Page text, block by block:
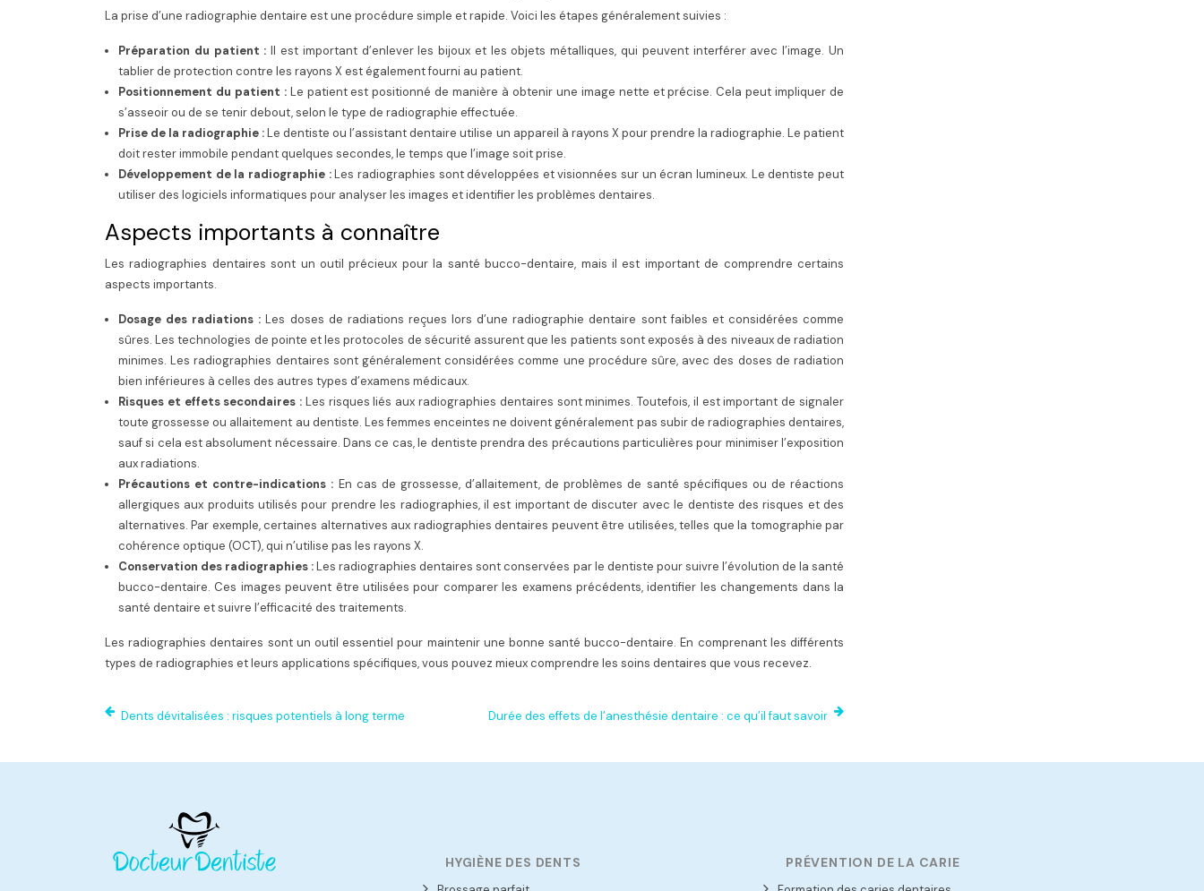
La prise d’une radiographie dentaire est une procédure simple et rapide. Voici les étapes généralement suivies :
Préparation du patient :Il est important d’enlever les bijoux et les objets métalliques, qui peuvent interférer avec l’image. Un
tablier de protection contre les rayons X est également fourni au patient.
Positionnement du patient : Le patient est positionné de manière à obtenir une image nette et précise. Cela peut impliquer de
s’asseoir ou de se tenir debout, selon le type de radiographie effectuée.
Prise de la radiographie :Le dentiste ou l’assistant dentaire utilise un appareil à rayons X pour prendre la radiographie. Le patient
doit rester immobile pendant quelques secondes, le temps que l’image soit prise.
Développement de la radiographie :Les radiographies sont développées et visionnées sur un écran lumineux. Le dentiste peut
utiliser des logiciels informatiques pour analyser les images et identifier les problèmes dentaires.
Aspects importants à connaître
Les radiographies dentaires sont un outil précieux pour la santé bucco-dentaire, mais il est important de comprendre certains
aspects importants.
Dosage des radiations :Les doses de radiations reçues lors d’une radiographie dentaire sont faibles et considérées comme
sûres. Les technologies de pointe et les protocoles de sécurité assurent que les patients sont exposés à des niveaux de radiation
minimes. Les radiographies dentaires sont généralement considérées comme une procédure sûre, avec des doses de radiation
bien inférieures à celles des autres types d’examens médicaux.
Risques et effets secondaires : Les risques liés aux radiographies dentaires sont minimes. Toutefois, il est important de signaler
toute grossesse ou allaitement au dentiste. Les femmes enceintes ne doivent généralement pas subir de radiographies dentaires,
sauf si cela est absolument nécessaire. Dans ce cas, le dentiste prendra des précautions particulières pour minimiser l’exposition
aux radiations.
Précautions et contre-indications : En cas de grossesse, d’allaitement, de problèmes de santé spécifiques ou de réactions
allergiques aux produits utilisés pour prendre les radiographies, il est important de discuter avec le dentiste des risques et des
alternatives. Par exemple, certaines alternatives aux radiographies dentaires peuvent être utilisées, telles que la tomographie par
cohérence optique (OCT), qui n’utilise pas les rayons X.
Conservation des radiographies :Les radiographies dentaires sont conservées par le dentiste pour suivre l’évolution de la santé
bucco-dentaire. Ces images peuvent être utilisées pour comparer les examens précédents, identifier les changements dans la
santé dentaire et suivre l’efficacité des traitements.
Les radiographies dentaires sont un outil essentiel pour maintenir une bonne santé bucco-dentaire. En comprenant les différents
types de radiographies et leurs applications spécifiques, vous pouvez mieux comprendre les soins dentaires que vous recevez.
Dents dévitalisées : risques potentiels à long terme Durée des effets de l’anesthésie dentaire : ce qu’il faut savoir
HYGIÈNE DES DENTS PRÉVENTION DE LA CARIE